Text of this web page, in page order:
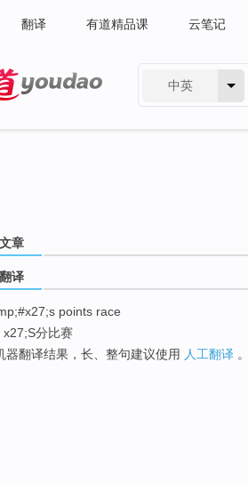
翻译 有道精品课 云笔记
中英
章
译
points race
x27;S分比赛
器翻译结果，长、整句建议使用 人工翻译